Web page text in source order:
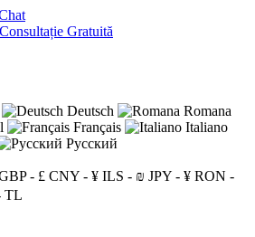
Gratuită
Deutsch
Romana
Français
Italiano
Русский
- £ CNY - ¥ ILS - ₪ JPY - ¥ RON -
TL